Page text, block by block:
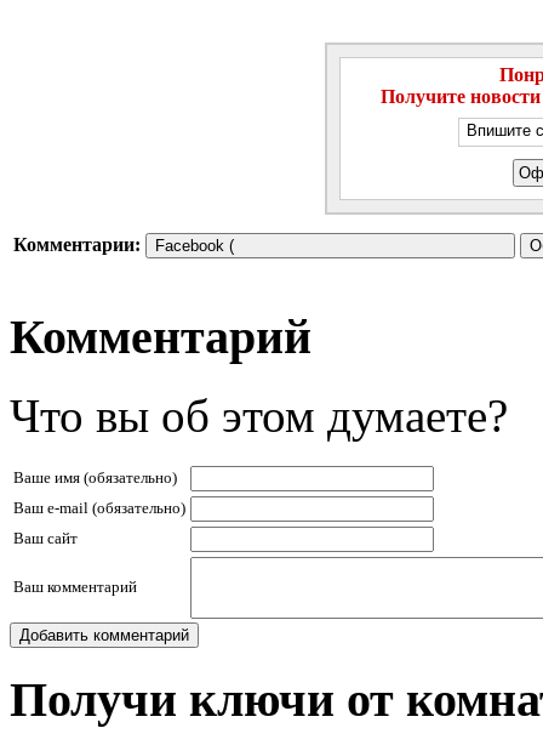
Получите
Комментарии: Facebook (
Комментарий
Что вы об этом думаете?
Ваше имя (обязательно)
Ваш е-mail (обязательно)
Ваш сайт
Ваш комментарий
Добавить комментарий
Получи ключи от